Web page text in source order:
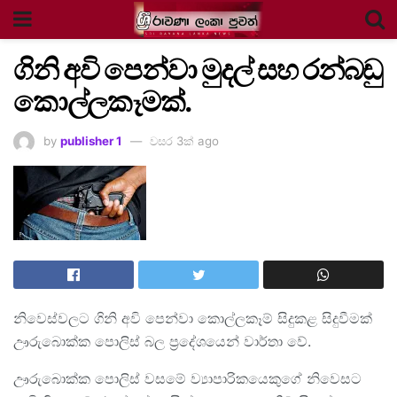
ගිනි අවි පෙන්වා මුදල් සහ රන්බඩු
කොල්ලකෑමක්.
by publisher 1 වසර 3ක් ago
නිවෙස්වලට ගිනි අවි පෙන්වා කොල්ලකෑම් සිදුකළ සිදුවීමක්
ඌරුබොක්ක පොලිස් බල ප්‍රදේශයෙන් වාර්තා වේ.
ඌරුබොක්ක පොලිස් වසමේ ව්‍යාපාරිකයෙකුගේ නිවෙසට